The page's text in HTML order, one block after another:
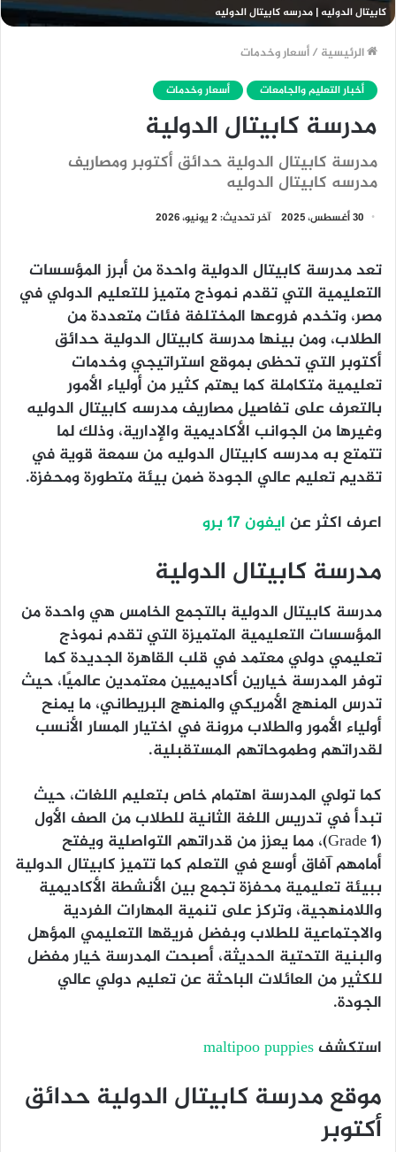
كابيتال الدوليه | مدرسه كابيتال الدوليه
الرئيسية /أسعار وخدمات
أخبار التعليم والجامعات أسعار وخدمات
مدرسة كابيتال الدولية
مدرسة كابيتال الدولية حدائق أكتوبر ومصاريف
مدرسه كابيتال الدوليه
30 أغسطس، 2025 آخر تحديث: 2 يونيو، 2026
تعد مدرسة كابيتال الدولية واحدة من أبرز المؤسسات
التعليمية التي تقدم نموذج متميز للتعليم الدولي في
مصر، وتخدم فروعها المختلفة فئات متعددة من
الطلاب، ومن بينها مدرسة كابيتال الدولية حدائق
أكتوبر التي تحظى بموقع استراتيجي وخدمات
تعليمية متكاملة كما يهتم كثير من أولياء الأمور
بالتعرف على تفاصيل مصاريف مدرسه كابيتال الدوليه
وغيرها من الجوانب الأكاديمية والإدارية، وذلك لما
تتمتع به مدرسه كابيتال الدوليه من سمعة قوية في
تقديم تعليم عالي الجودة ضمن بيئة متطورة ومحفزة.
اعرف اكثر عن ايفون 17 برو
مدرسة كابيتال الدولية
مدرسة كابيتال الدولية بالتجمع الخامس هي واحدة من
المؤسسات التعليمية المتميزة التي تقدم نموذج
تعليمي دولي معتمد في قلب القاهرة الجديدة كما
توفر المدرسة خيارين أكاديميين معتمدين عالميًا، حيث
تدرس المنهج الأمريكي والمنهج البريطاني، ما يمنح
أولياء الأمور والطلاب مرونة في اختيار المسار الأنسب
لقدراتهم وطموحاتهم المستقبلية.
كما تولي المدرسة اهتمام خاص بتعليم اللغات، حيث
تبدأ في تدريس اللغة الثانية للطلاب من الصف الأول
(Grade 1)، مما يعزز من قدراتهم التواصلية ويفتح
أمامهم آفاق أوسع في التعلم كما تتميز كابيتال الدولية
ببيئة تعليمية محفزة تجمع بين الأنشطة الأكاديمية
واللامنهجية، وتركز على تنمية المهارات الفردية
والاجتماعية للطلاب وبفضل فريقها التعليمي المؤهل
والبنية التحتية الحديثة، أصبحت المدرسة خيار مفضل
للكثير من العائلات الباحثة عن تعليم دولي عالي
الجودة.
استكشفmaltipoo puppies
موقع مدرسة كابيتال الدولية حدائق
أكتوبر